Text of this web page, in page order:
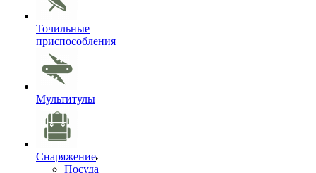
Точильные
приспособления
Мультитулы
Снаряжение
Посуда